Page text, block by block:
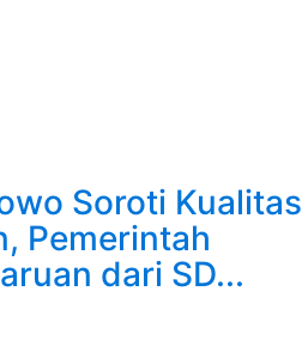
Soroti Kualitas
Pemerintah
dari SD...